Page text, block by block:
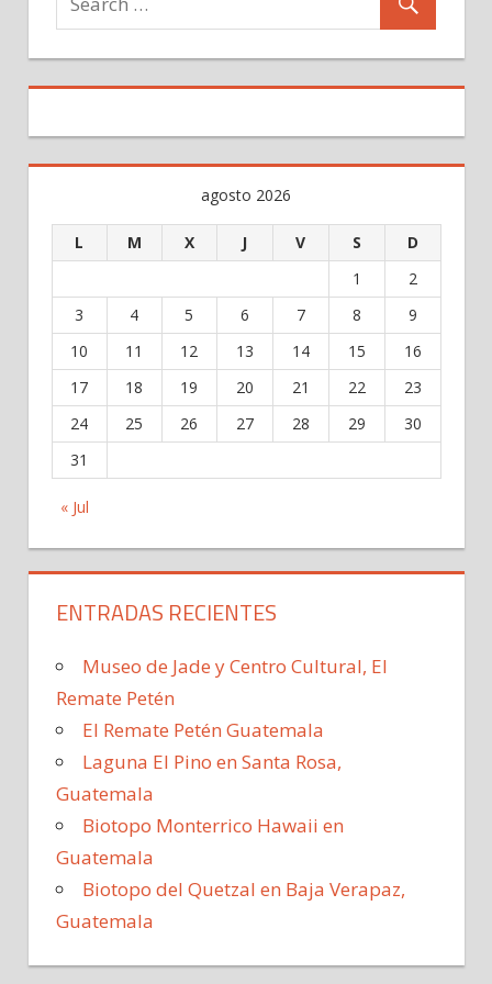
agosto 2026
L M X J V S D
« Jul
1
2
3
4 5 6 7 8
9
10
11 12 13 14 15
16
17
18 19 20 21 22
23
24
25 26 27 28 29
30
31
ENTRADAS RECIENTES
Museo de Jade y Centro Cultural, El
Remate Petén
El Remate Petén Guatemala
Laguna El Pino en Santa Rosa,
Guatemala
Biotopo Monterrico Hawaii en
Guatemala
Biotopo del Quetzal en Baja Verapaz,
Guatemala